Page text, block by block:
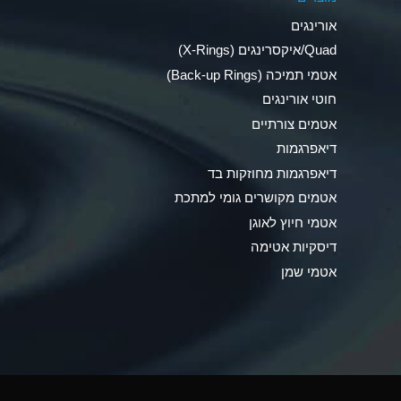
Ammonia Gas (hot)
Ammonium Carbonate (Aqueous)
Ammonium Chloride (Aqueous)
Ammonium Hydroxide (conc.)
Ammonium Nitrate (Aqueous)
Ammonium Nitrite (Aqueous)
Ammonium Sulfate (Aqueous)
אורינגים
Quad/איקסרינגים (X-Rings)
אטמי תמיכה (Back-up Rings)
חוטי אורינגים
אטמים צורתיים
דיאפרגמות
דיאפרגמות מחוזקות בד
אטמים מקושרים גומי למתכת
אטמי חיוץ לאוגן
דיסקיות אטימה
אטמי שמן